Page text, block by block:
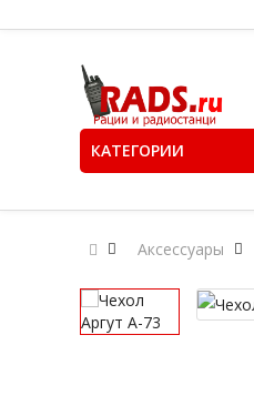
КАТЕГОРИИ
Аксессуары